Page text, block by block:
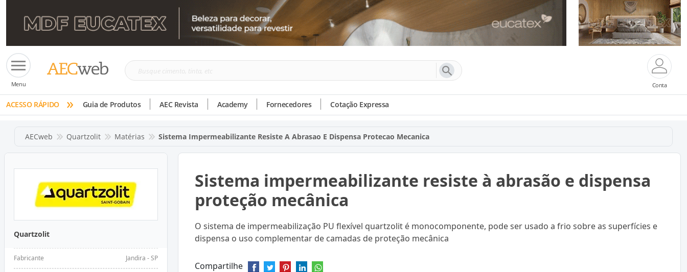
Menu
Busque
tinta,
etc
Conta
ACESSO RÁPIDO » Guia de Produtos AEC Revista Academy Fornecedores Cotação Expressa
AECweb Quartzolit Matérias Sistema Impermeabilizante Resiste A Abrasao E Dispensa Protecao Mecanica
Quartzolit
Fabricante Jandira - SP
Sistema impermeabilizante resiste à abrasão e dispensa
proteção mecânica
O sistema de impermeabilização PU flexível quartzolit é monocomponente, pode ser usado a frio sobre as superfícies e
dispensa o uso complementar de camadas de proteção mecânica
Compartilhe